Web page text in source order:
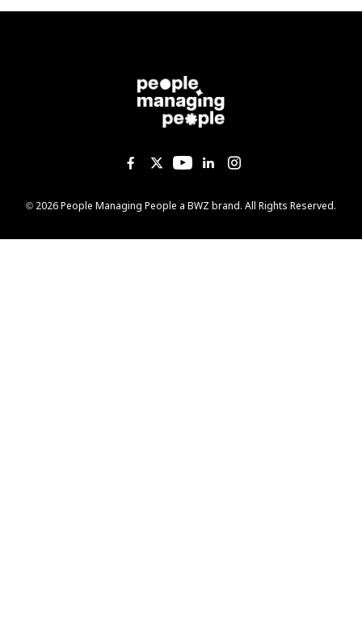
Like us on Facebook
Follow us on Twitter
Follow us on
Add us on
Follow us on
© 2026 People Managing People a BWZ Opens new window
brand. All Rights Reserved.